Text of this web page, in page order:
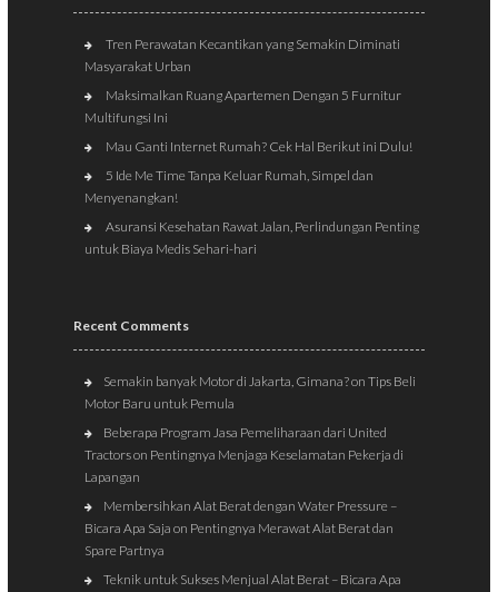
Tren Perawatan Kecantikan yang Semakin Diminati
Masyarakat Urban
Maksimalkan Ruang Apartemen Dengan 5 Furnitur
Multifungsi Ini
Mau Ganti Internet Rumah? Cek Hal Berikut ini Dulu!
5 Ide Me Time Tanpa Keluar Rumah, Simpel dan
Menyenangkan!
Asuransi Kesehatan Rawat Jalan, Perlindungan Penting
untuk Biaya Medis Sehari-hari
Recent Comments
Semakin banyak Motor di Jakarta, Gimana?onTips Beli
Motor Baru untuk Pemula
Beberapa Program Jasa Pemeliharaan dari United
Tractorson Pentingnya Menjaga Keselamatan Pekerja di
Lapangan
Membersihkan Alat Berat dengan Water Pressure –
Bicara Apa Saja on Pentingnya Merawat Alat Berat dan
Spare Partnya
Teknik untuk Sukses Menjual Alat Berat – Bicara Apa